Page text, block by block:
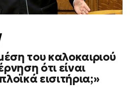
του καλοκαιριού
ότι είναι
εισιτήρια;»